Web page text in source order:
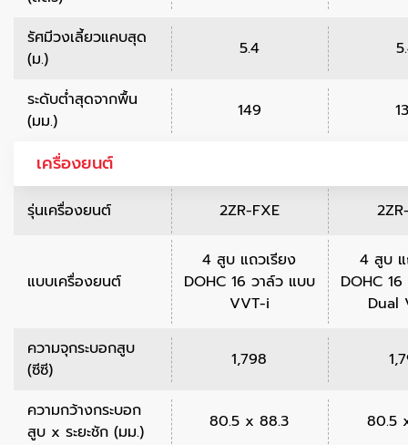
รัศมีวงเลี้ยวแคบสุด
(ม.)
5.4
ระดับต่ำสุดจากพื้น
(มม.)
149
เครื่องยนต์
รุ่นเครื่องยนต์ 2ZR-FXE
แบบเครื่องยนต์
4 สูบ แถวเรียง
DOHC 16 วาล์ว แบบ
VVT-i
4 สูบ แ
DOHC
Dual
ความจุกระบอกสูบ
(ซีซี)
1,798
ความกว้างกระบอก
สูบ x ระยะชัก (มม.)
80.5 x 88.3 80.5